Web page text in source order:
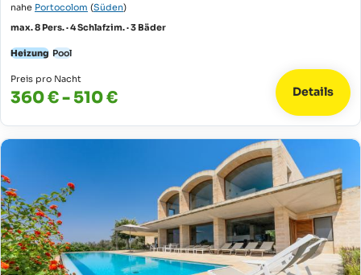
nahe Portocolom (Süden)
max. 8 Pers. · 4 Schlafzim. · 3 Bäder
Heizung Pool
Preis pro Nacht
360 € - 510 € Details